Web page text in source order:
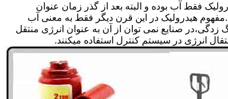
فقط آب بوده و البته بعد از گذر زمان عنوان
هیدرولیک در این قرن دیگر فقط به معنی آب
صنایع نمی توان از آن به عنوان انرژی منتقل
انرژی در سیستم کنترل استفاده میکنند.